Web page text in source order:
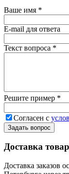
Ваше имя *
E-mail для ответа
Текст вопроса *
Решите пример *
Согласен с
Задать вопрос
Доставка
Доставка заказов